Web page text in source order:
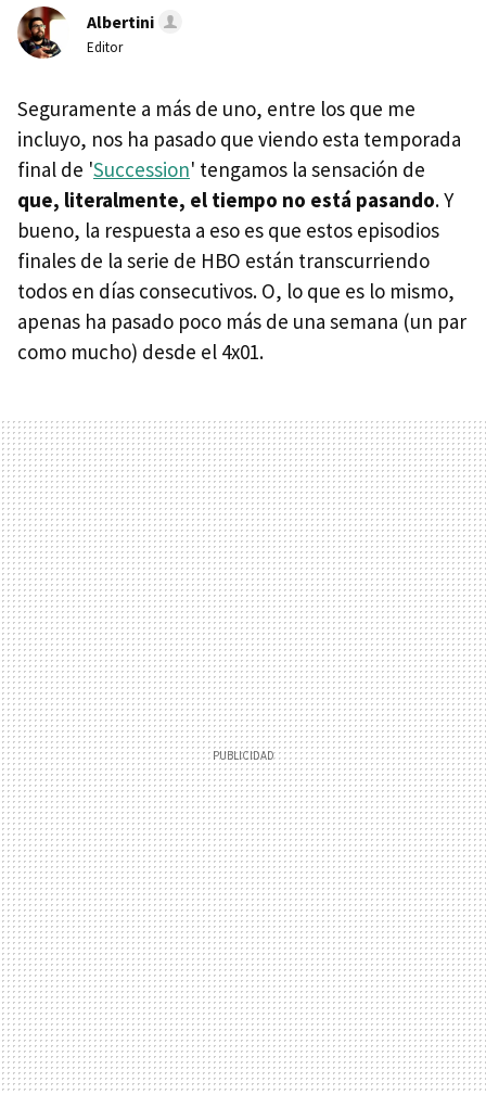
Albertini
Editor
Seguramente a más de uno, entre los que me
incluyo, nos ha pasado que viendo esta temporada
final de 'Succession' tengamos la sensación de
que, literalmente, el tiempo no está pasando. Y
bueno, la respuesta a eso es que estos episodios
finales de la serie de HBO están transcurriendo
todos en días consecutivos. O, lo que es lo mismo,
apenas ha pasado poco más de una semana (un par
como mucho) desde el 4x01.